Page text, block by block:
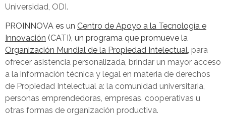
Universidad, ODI.
PROINNOVA es un Centro de Apoyo a la Tecnología e
Innovación (CATI), un programa que promueve la
Organización Mundial de la Propiedad Intelectual, para
ofrecer asistencia personalizada, brindar un mayor acceso
a la información técnica y legal en materia de derechos
de Propiedad Intelectual a: la comunidad universitaria,
personas emprendedoras, empresas, cooperativas u
otras formas de organización productiva.